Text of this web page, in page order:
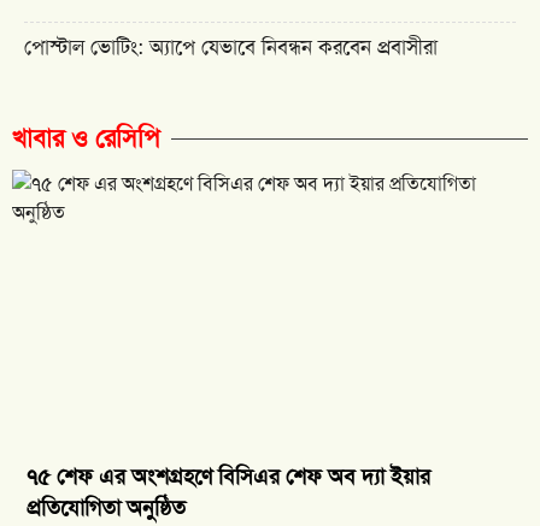
পোস্টাল ভোটিং: অ্যাপে যেভাবে নিবন্ধন করবেন প্রবাসীরা
খাবার ও রেসিপি
৭৫ শেফ এর অংশগ্রহণে বিসিএর শেফ অব দ্যা ইয়ার
প্রতিযোগিতা অনুষ্ঠিত